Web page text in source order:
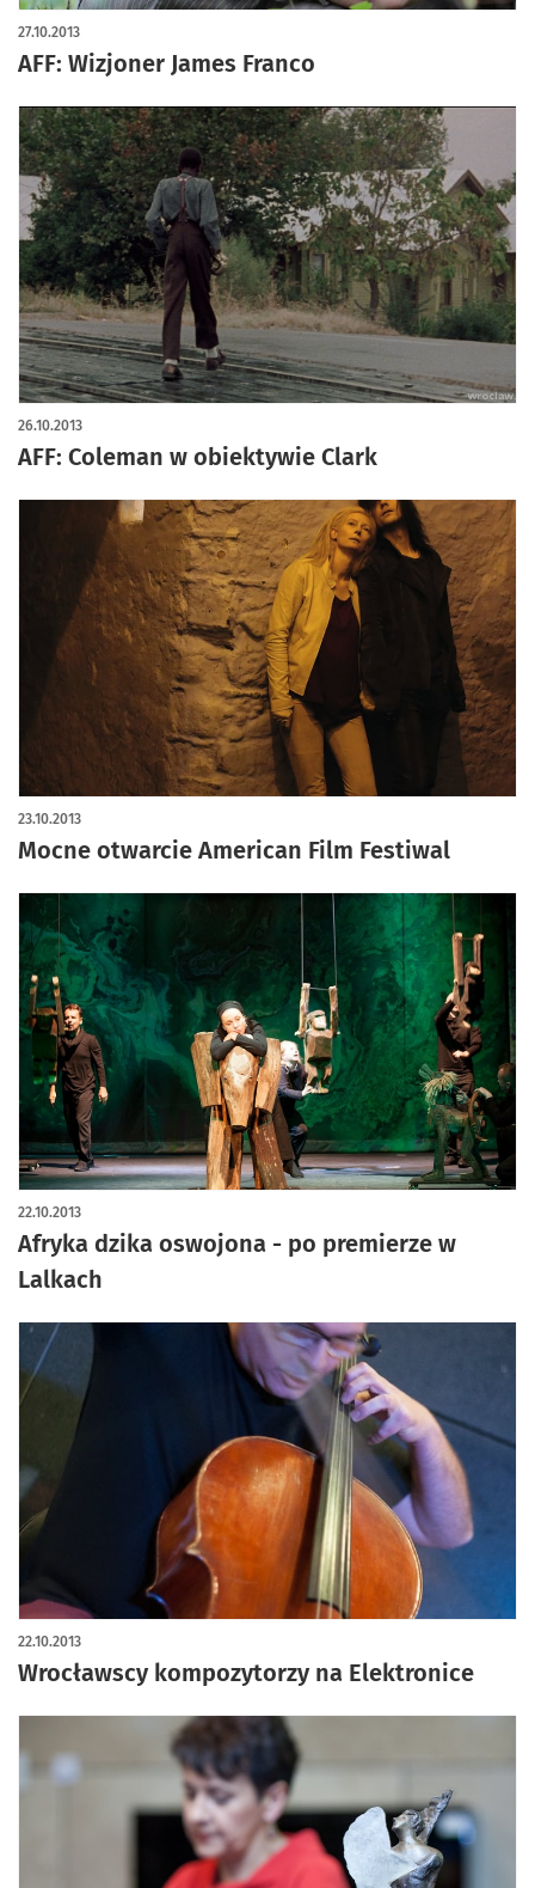
AFF: Wizjoner James Franco
27.10.2013
AFF: Coleman w obiektywie Clark
26.10.2013
Mocne otwarcie American Film Festiwal
23.10.2013
Afryka dzika oswojona - po premierze w
Lalkach
22.10.2013
Wrocławscy kompozytorzy na Elektronice
22.10.2013